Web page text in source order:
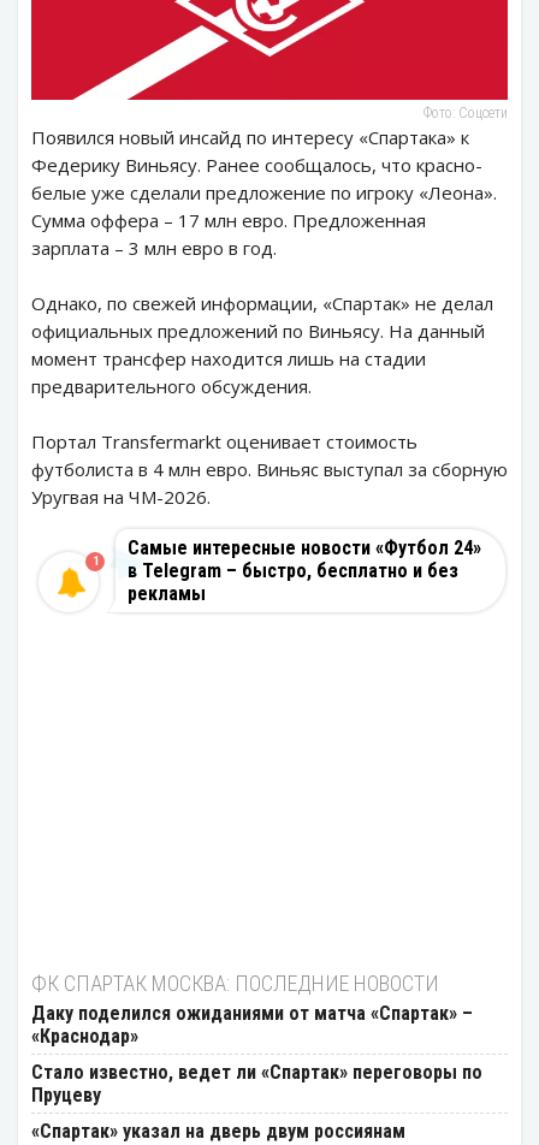
Фото: Соцсети
Появился новый инсайд по интересу «Спартака» к
Федерику Виньясу. Ранее сообщалось, что красно-
белые уже сделали предложение по игроку «Леона».
Сумма оффера – 17 млн евро. Предложенная
зарплата – 3 млн евро в год.
Однако, по свежей информации, «Спартак» не делал
официальных предложений по Виньясу. На данный
момент трансфер находится лишь на стадии
предварительного обсуждения.
Портал Transfermarkt оценивает стоимость
футболиста в 4 млн евро. Виньяс выступал за сборную
Уругвая на ЧМ-2026.
Самые интересные новости «Футбол 24»
в Telegram – быстро, бесплатно и без
рекламы
1
ФК СПАРТАК МОСКВА: ПОСЛЕДНИЕ НОВОСТИ
Даку поделился ожиданиями от матча «Спартак» –
«Краснодар»
Стало известно, ведет ли «Спартак» переговоры по
Пруцеву
«Спартак» указал на дверь двум россиянам